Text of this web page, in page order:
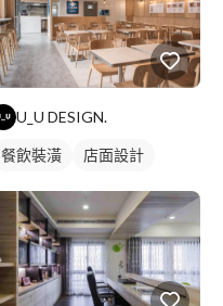
U_U DESIGN.
餐飲裝潢 店面設計